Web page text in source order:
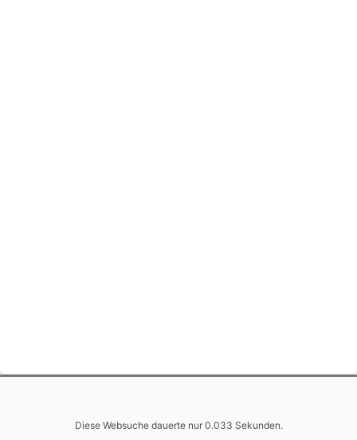
Diese Websuche dauerte nur 0.033 Sekunden.